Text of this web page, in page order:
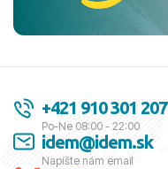
+421 910 301 207
Po-Ne 08:00 - 22:00
idem@idem.sk
Napíšte nám email